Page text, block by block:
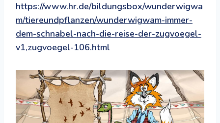
https://www.hr.de/bildungsbox/wunderwigwa
m/tiereundpflanzen/wunderwigwam-immer-
dem-schnabel-nach-die-reise-der-zugvoegel-
v1,zugvoegel-106.html